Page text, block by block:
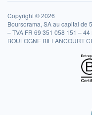
Copyright © 2026
Boursorama, SA au capital de
– TVA FR 69 351 058 151 –
BOULOGNE BILLANCOURT